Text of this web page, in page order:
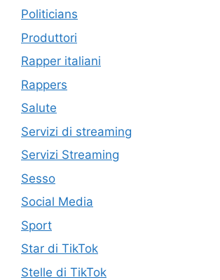
Politicians
Produttori
Rapper italiani
Rappers
Salute
Servizi di streaming
Servizi Streaming
Sesso
Social Media
Sport
Star di TikTok
Stelle di TikTok